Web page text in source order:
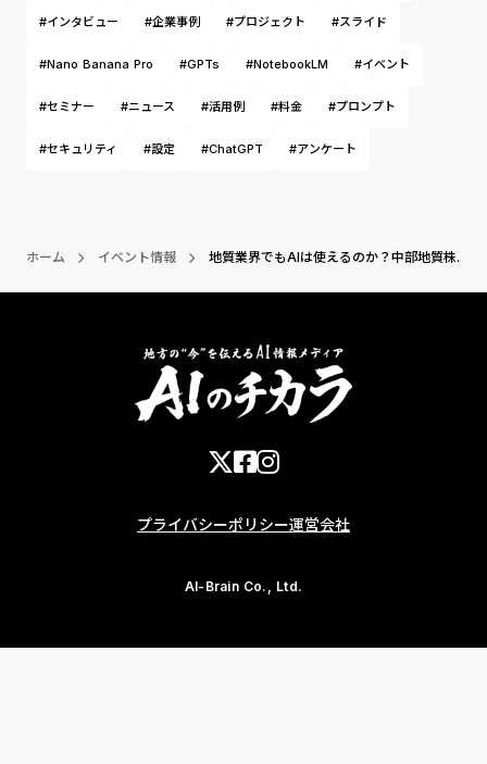
#インタビュー #企業事例 #プロジェクト #スライド
#Nano Banana Pro #GPTs #NotebookLM #イベント
#セミナー #ニュース #活用例 #料金 #プロンプト
#セキュリティ #設定 #ChatGPT #アンケート
ホーム イベント情報 地質業界でもAIは使えるのか？中部地質株...
プライバシーポリシー運営会社
AI-Brain Co., Ltd.